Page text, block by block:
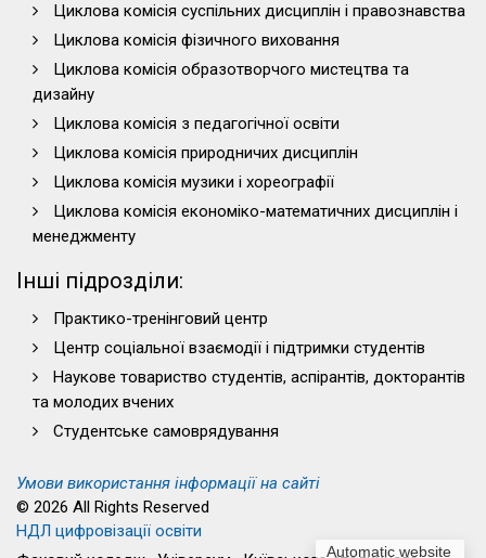
Automatic website
Циклова комісія суспільних дисциплін і правознавства
Циклова комісія фізичного виховання
Циклова комісія образотворчого мистецтва та
дизайну
Циклова комісія з педагогічної освіти
Циклова комісія природничих дисциплін
Циклова комісія музики і хореографії
Циклова комісія економіко-математичних дисциплін і
менеджменту
Інші підрозділи:
Практико-тренінговий центр
Центр соціальної взаємодії і підтримки студентів
Наукове товариство студентів, аспірантів, докторантів
та молодих вчених
Студентське самоврядування
Умови використання інформації на сайті
© 2026 All Rights Reserved
НДЛ цифровізації освіти